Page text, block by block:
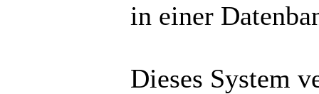
in einer
Dieses System